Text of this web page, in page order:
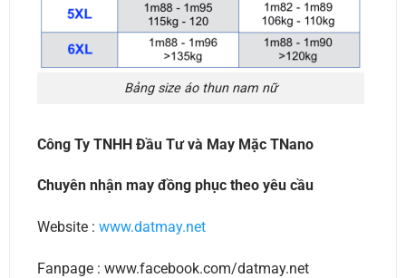
Bảng size áo thun nam nữ
Công Ty TNHH Đầu Tư và May Mặc TNano
Chuyên nhận may đồng phục theo yêu cầu
Website : www.datmay.net
Fanpage : www.facebook.com/datmay.net